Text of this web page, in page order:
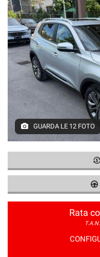
NEWS
AREA COMMERCIANTI
GUARDA LE 12 FOTO
Rata